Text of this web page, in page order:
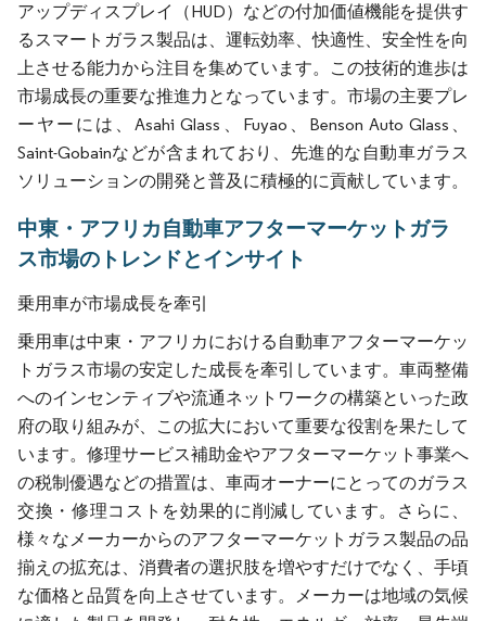
アップディスプレイ（HUD）などの付加価値機能を提供す
るスマートガラス製品は、運転効率、快適性、安全性を向
上させる能力から注目を集めています。この技術的進歩は
市場成長の重要な推進力となっています。市場の主要プレ
ーヤーには、Asahi Glass、Fuyao、Benson Auto Glass、
Saint-Gobainなどが含まれており、先進的な自動車ガラス
ソリューションの開発と普及に積極的に貢献しています。
中東・アフリカ自動車アフターマーケットガラ
ス市場のトレンドとインサイト
乗用車が市場成長を牽引
乗用車は中東・アフリカにおける自動車アフターマーケッ
トガラス市場の安定した成長を牽引しています。車両整備
へのインセンティブや流通ネットワークの構築といった政
府の取り組みが、この拡大において重要な役割を果たして
います。修理サービス補助金やアフターマーケット事業へ
の税制優遇などの措置は、車両オーナーにとってのガラス
交換・修理コストを効果的に削減しています。さらに、
様々なメーカーからのアフターマーケットガラス製品の品
揃えの拡充は、消費者の選択肢を増やすだけでなく、手頃
な価格と品質を向上させています。メーカーは地域の気候